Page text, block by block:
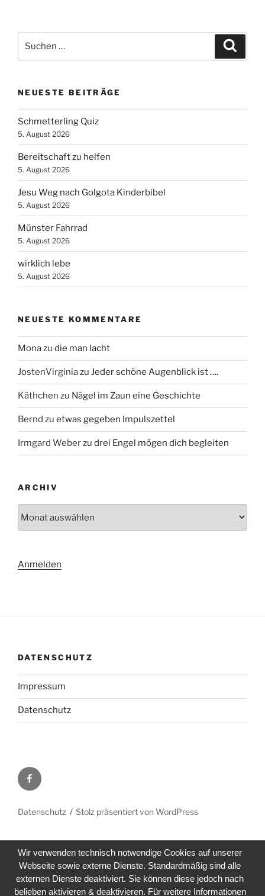
nach:
NEUESTE BEITRÄGE
Schmetterling Quiz
5. August 2026
Bereitschaft zu helfen
5. August 2026
Jesu Weg nach Golgota Kinderbibel
5. August 2026
Münster Fahrrad
5. August 2026
wirklich lebe
5. August 2026
NEUESTE KOMMENTARE
Monazu die man lacht
JostenVirginiazu Jeder schöne Augenblick ist ….
Käthchen zu Nägel im Zaun eine Geschichte
Bernd zu etwas gegeben Impulszettel
Irmgard Weberzu drei Engel mögen dich begleiten
ARCHIV
Anmelden
DATENSCHUTZ
Impressum
Datenschutz
Facebook
Datenschutz Stolz präsentiert von WordPress
Wir verwenden technisch notwendige Cookies auf unserer
Webseite sowie externe Dienste. Standardmäßig sind alle
externen Dienste deaktiviert. Sie können diese jedoch nach
belieben aktivieren & deaktivieren. Für weitere Informationen